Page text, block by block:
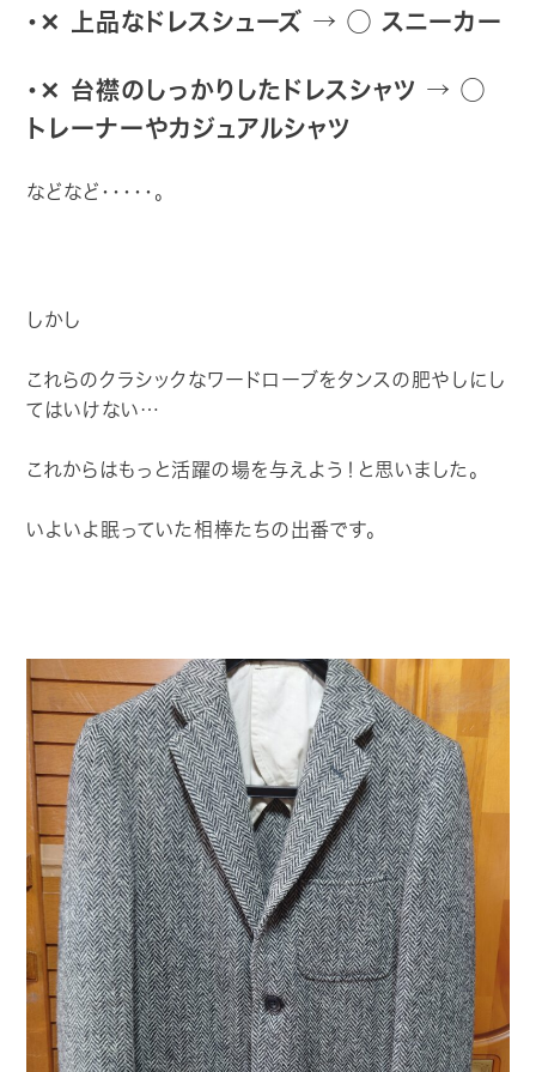
・✕ 上品なドレスシューズ → ◯ スニーカー
・✕ 台襟のしっかりしたドレスシャツ → ◯
トレーナーやカジュアルシャツ
などなど・・・・・。
しかし
これらのクラシックなワードローブをタンスの肥やしにし
てはいけない…
これからはもっと活躍の場を与えよう！と思いました。
いよいよ眠っていた相棒たちの出番です。